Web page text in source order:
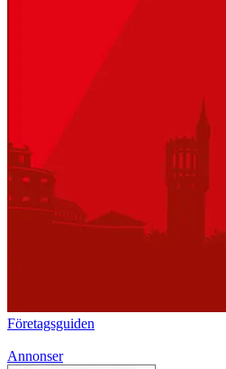
Företagsguiden
Annonser